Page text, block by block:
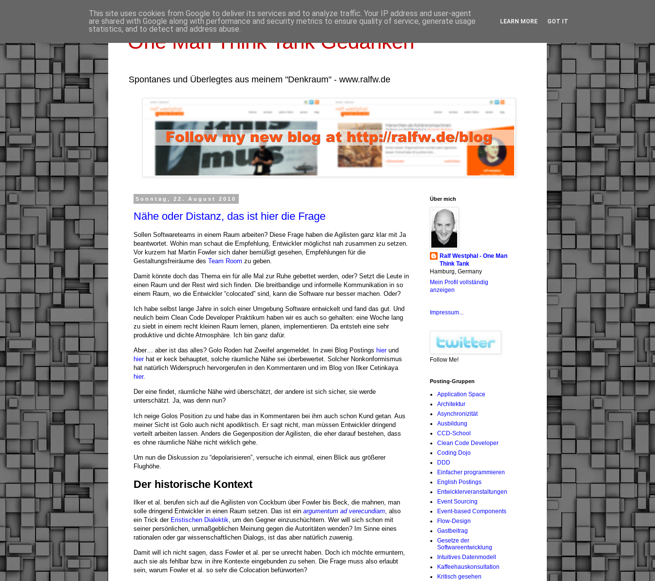
One Man Think Tank Gedanken
Spontanes und Überlegtes aus meinem "Denkraum" - www.ralfw.de
Sonntag, 22. August 2010
Nähe oder Distanz, das ist hier die Frage
Sollen Softwareteams in einem Raum arbeiten? Diese Frage haben die Agilisten ganz klar mit Ja
beantwortet. Wohin man schaut die Empfehlung, Entwickler möglichst nah zusammen zu setzen.
Vor kurzem hat Martin Fowler sich daher bemüßigt gesehen, Empfehlungen für die
Gestaltungsfreiräume des Team Room zu geben.
Damit könnte doch das Thema ein für alle Mal zur Ruhe gebettet werden, oder? Setzt die Leute in
einen Raum und der Rest wird sich finden. Die breitbandige und informelle Kommunikation in so
einem Raum, wo die Entwickler “colocated” sind, kann die Software nur besser machen. Oder?
Ich habe selbst lange Jahre in solch einer Umgebung Software entwickelt und fand das gut. Und
neulich beim Clean Code Developer Praktikum haben wir es auch so gehalten: eine Woche lang
zu siebt in einem recht kleinen Raum lernen, planen, implementieren. Da entsteh eine sehr
produktive und dichte Atmosphäre. Ich bin ganz dafür.
Aber… aber ist das alles? Golo Roden hat Zweifel angemeldet. In zwei Blog Postings hierund
hierhat er keck behauptet, solche räumliche Nähe sei überbewertet. Solcher Nonkonformismus
hat natürlich Widerspruch hervorgerufen in den Kommentaren und im Blog von Ilker Cetinkaya
hier.
Der eine findet, räumliche Nähe wird überschätzt, der andere ist sich sicher, sie werde
unterschätzt. Ja, was denn nun?
Ich neige Golos Position zu und habe das in Kommentaren bei ihm auch schon Kund getan. Aus
meiner Sicht ist Golo auch nicht apodiktisch. Er sagt nicht, man müssen Entwickler dringend
verteilt arbeiten lassen. Anders die Gegenposition der Agilisten, die eher darauf bestehen, dass
es ohne räumliche Nähe nicht wirklich gehe.
Um nun die Diskussion zu “depolarisieren”, versuche ich einmal, einen Blick aus größerer
Flughöhe.
Der historische Kontext
Ilker et al. berufen sich auf die Agilisten von Cockburn über Fowler bis Beck, die mahnen, man
solle dringend Entwickler in einen Raum setzen. Das ist ein argumentum ad verecundiam, also
ein Trick der Eristischen Dialektik, um den Gegner einzuschüchtern. Wer will sich schon mit
seiner persönlichen, unmaßgeblichen Meinung gegen die Autoritäten wenden? Im Sinne eines
rationalen oder gar wissenschaftlichen Dialogs, ist das aber natürlich zuwenig.
Damit will ich nicht sagen, dass Fowler et al. per se unrecht haben. Doch ich möchte ermuntern,
auch sie als fehlbar bzw. in ihre Kontexte eingebunden zu sehen. Die Frage muss also erlaubt
sein, warum Fowler et al. so sehr die Colocation befürworten?
Über mich
Ralf Westphal - One Man
Think Tank
Hamburg, Germany
Mein Profil vollständig
anzeigen
Impressum...
Follow Me!
Posting-Gruppen
Application Space
Architektur
Asynchronizität
Ausbildung
CCD-School
Clean Code Developer
Coding Dojo
DDD
Einfacher programmieren
English Postings
Entwicklerveranstaltungen
Event Sourcing
Event-based Components
Flow-Design
Gastbeitrag
Gesetze der
Softwareentwicklung
Intuitives Datenmodell
Kaffeehauskonsultation
Kritisch gesehen
This site uses cookies from Google to deliver its services and to analyze traffic. Your IP address and user-agent
are shared with Google along with performance and security metrics to ensure quality of service, generate usage
statistics, and to detect and address abuse.
LEARN MORE GOT IT